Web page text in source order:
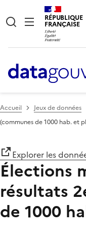
RÉPUBLIQUE
FRANÇAISE
Accueil Jeux de données
(communes de 1000 hab. et
Explorer les
Élections
résultats
de 1000